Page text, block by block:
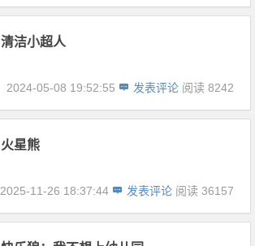
清洁小超人
2024-05-08 19:52:55 发表评论 阅读 8242
火星熊
2025-11-26 18:37:44 发表评论 阅读 36157